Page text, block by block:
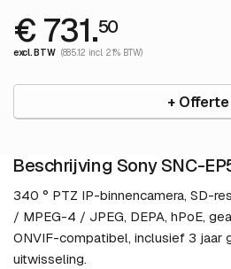
€ 731.50
excl. BTW (885.12 incl. 21% BTW)
+ Offerte
Beschrijving Sony SNC-
340 ° PTZ IP-binnencamera, SD-
/ MPEG-4 / JPEG, DEPA, hPoE,
ONVIF-compatibel, inclusief 3 jaar
uitwisseling.